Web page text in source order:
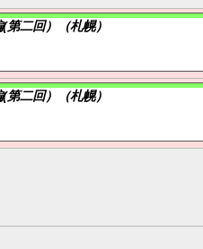
二回）（札幌）
二回）（札幌）